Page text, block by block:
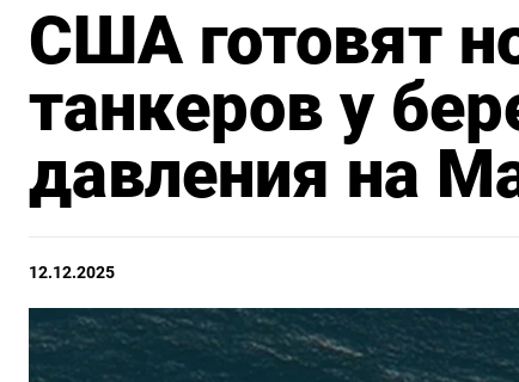
США готовят
танкеров у
давления на
12.12.2025